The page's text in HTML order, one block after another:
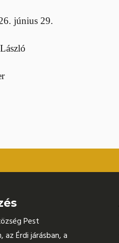
június 29.
Pest
az Érdi járásban, a